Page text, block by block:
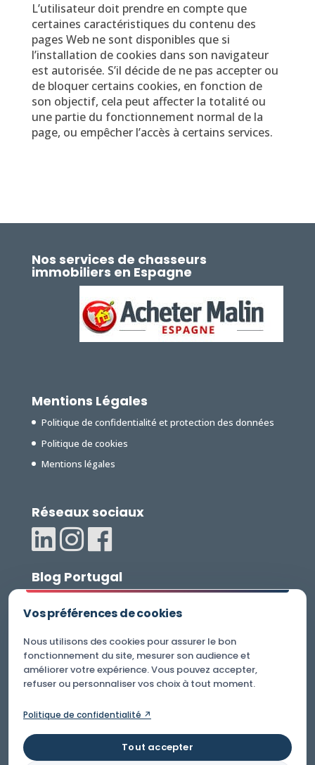
L’utilisateur doit prendre en compte que
certaines caractéristiques du contenu des
pages Web ne sont disponibles que si
l’installation de cookies dans son navigateur
est autorisée. S’il décide de ne pas accepter ou
de bloquer certains cookies, en fonction de
son objectif, cela peut affecter la totalité ou
une partie du fonctionnement normal de la
page, ou empêcher l’accès à certains services.
Nos services de chasseurs
immobiliers en Espagne
Mentions Légales
Politique de confidentialité et protection des données
Politique de cookies
Mentions légales
Réseaux sociaux
Blog Portugal
Plus d’informations
Chasseur Immobilier Portugal
+34 676 256 575
info@achetermalinportugal.com
Vos préférences de cookies
Nous utilisons des cookies pour assurer le bon
fonctionnement du site, mesurer son audience et
améliorer votre expérience. Vous pouvez accepter,
refuser ou personnaliser vos choix à tout moment.
Politique de confidentialité ↗
Tout accepter